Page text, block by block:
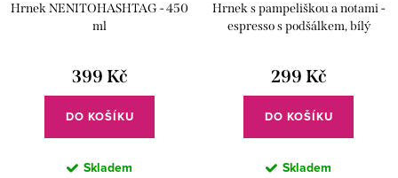
Hrnek NENITOHASHTAG - 450
ml
399 Kč
DO KOŠÍKU
Skladem
Hrnek s pampeliškou a notami -
espresso s podšálkem, bílý
299 Kč
DO KOŠÍKU
Skladem